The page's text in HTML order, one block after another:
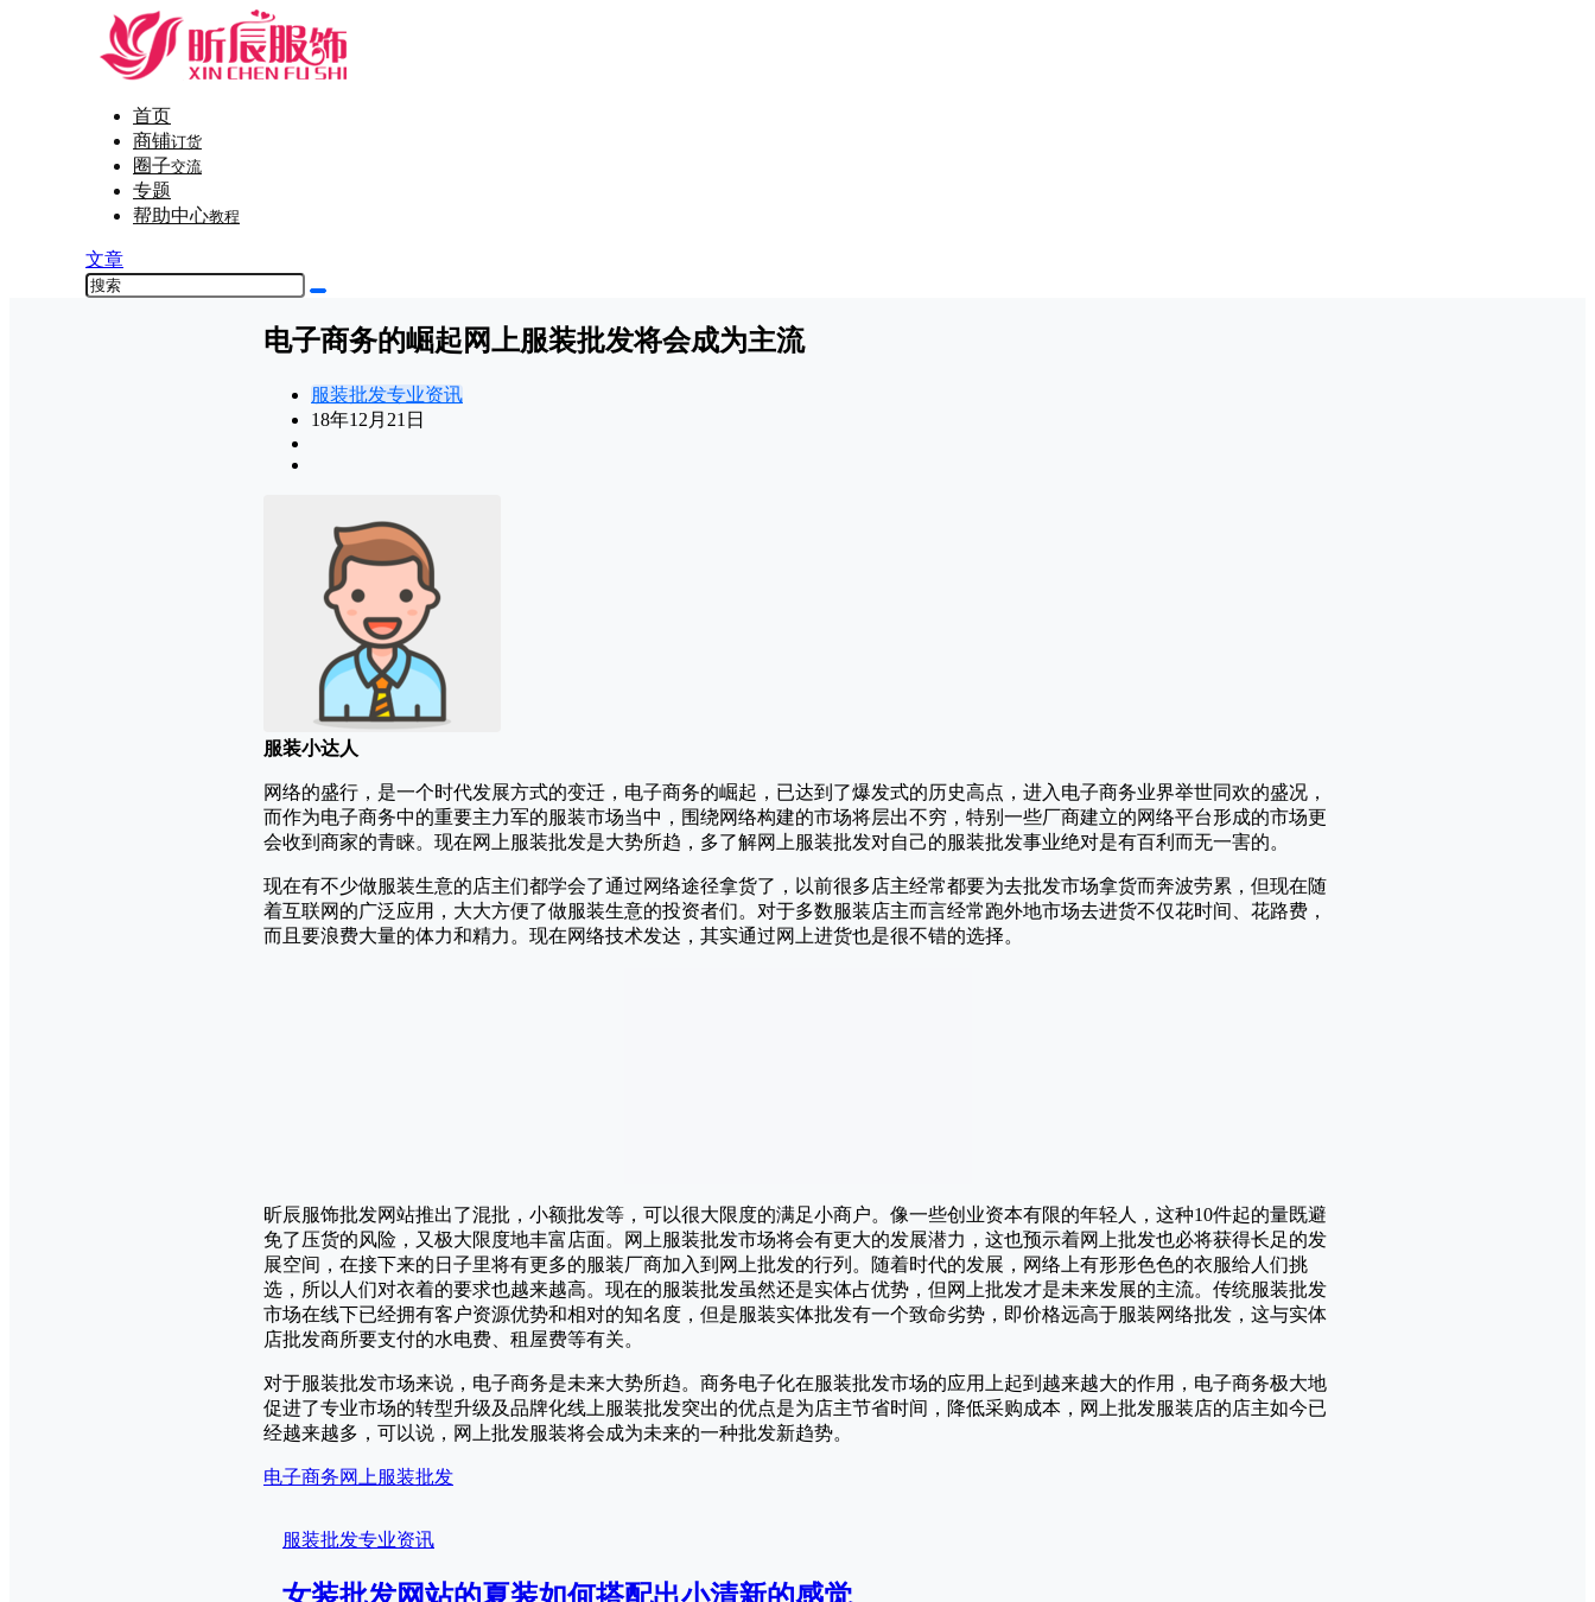
首页
商铺订货
圈子交流
专题
帮助中心教程
文章
电子商务的崛起网上服装批发将会成为主流
服装批发专业资讯
18年12月21日
服装小达人
网络的盛行，是一个时代发展方式的变迁，电子商务的崛起，已达到了爆发式的历史高点，进入电子商务业界举世同欢的盛况，
而作为电子商务中的重要主力军的服装市场当中，围绕网络构建的市场将层出不穷，特别一些厂商建立的网络平台形成的市场更
会收到商家的青睐。现在网上服装批发是大势所趋，多了解网上服装批发对自己的服装批发事业绝对是有百利而无一害的。
现在有不少做服装生意的店主们都学会了通过网络途径拿货了，以前很多店主经常都要为去批发市场拿货而奔波劳累，但现在随
着互联网的广泛应用，大大方便了做服装生意的投资者们。对于多数服装店主而言经常跑外地市场去进货不仅花时间、花路费，
而且要浪费大量的体力和精力。现在网络技术发达，其实通过网上进货也是很不错的选择。
昕辰服饰批发网站推出了混批，小额批发等，可以很大限度的满足小商户。像一些创业资本有限的年轻人，这种10件起的量既避
免了压货的风险，又极大限度地丰富店面。网上服装批发市场将会有更大的发展潜力，这也预示着网上批发也必将获得长足的发
展空间，在接下来的日子里将有更多的服装厂商加入到网上批发的行列。随着时代的发展，网络上有形形色色的衣服给人们挑
选，所以人们对衣着的要求也越来越高。现在的服装批发虽然还是实体占优势，但网上批发才是未来发展的主流。传统服装批发
市场在线下已经拥有客户资源优势和相对的知名度，但是服装实体批发有一个致命劣势，即价格远高于服装网络批发，这与实体
店批发商所要支付的水电费、租屋费等有关。
对于服装批发市场来说，电子商务是未来大势所趋。商务电子化在服装批发市场的应用上起到越来越大的作用，电子商务极大地
促进了专业市场的转型升级及品牌化线上服装批发突出的优点是为店主节省时间，降低采购成本，网上批发服装店的店主如今已
经越来越多，可以说，网上批发服装将会成为未来的一种批发新趋势。
电子商务网上服装批发
服装批发专业资讯
女装批发网站的夏装如何搭配出小清新的感觉